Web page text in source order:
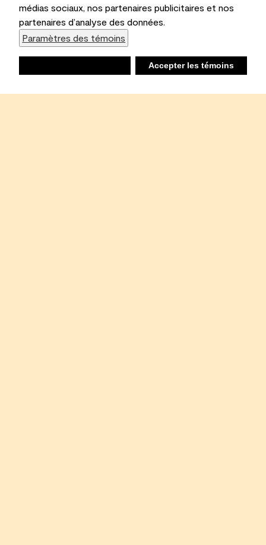
médias sociaux, nos partenaires publicitaires et nos
partenaires d’analyse des données.
Paramètres des témoins
Accepter les témoins
Liste d’achats